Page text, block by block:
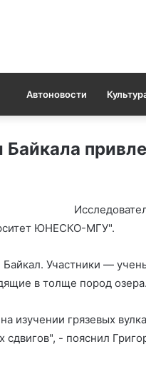
Автоновости
Байкала
ЮНЕСКО-МГУ".
Участники —
в толще пород озера.
изучении грязевых
сдвигов", - пояснил